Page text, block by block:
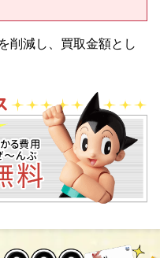
削減し、買取金額とし